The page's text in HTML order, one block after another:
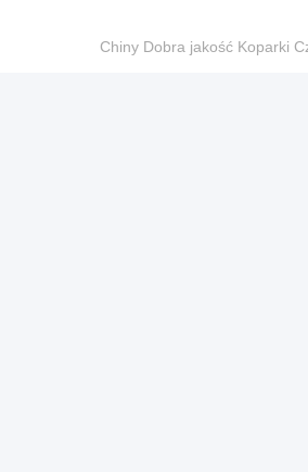
Chiny Dobra jakość Koparki